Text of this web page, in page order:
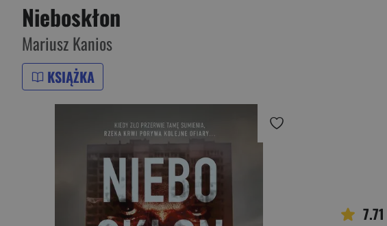
Nieboskłon
Mariusz Kanios
KSIĄŻKA